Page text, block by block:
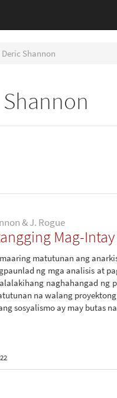
Deric Shannon
& J. Rogue
Mag-Intay
matutunan ang
ng mga analisis at
naghahangad ng
na walang
sosyalismo ay may butas